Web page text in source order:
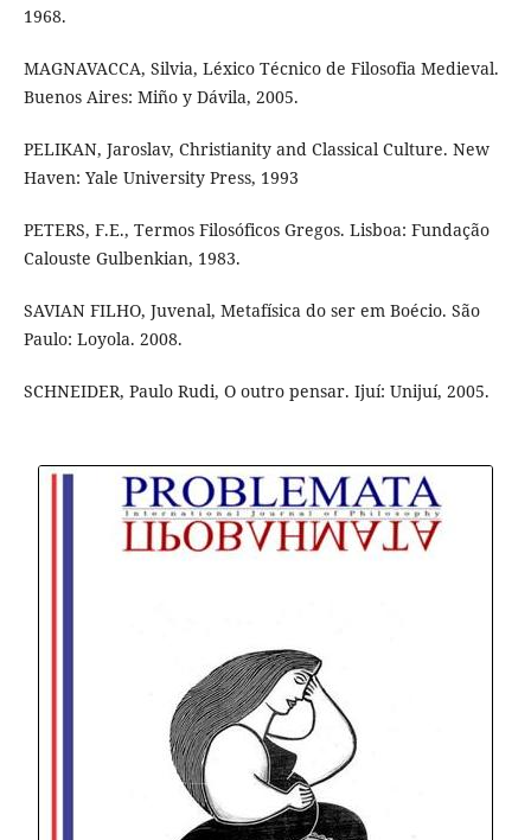
1968.
MAGNAVACCA, Silvia, Léxico Técnico de Filosofia Medieval.
Buenos Aires: Miño y Dávila, 2005.
PELIKAN, Jaroslav, Christianity and Classical Culture. New
Haven: Yale University Press, 1993
PETERS, F.E., Termos Filosóficos Gregos. Lisboa: Fundação
Calouste Gulbenkian, 1983.
SAVIAN FILHO, Juvenal, Metafísica do ser em Boécio. São
Paulo: Loyola. 2008.
SCHNEIDER, Paulo Rudi, O outro pensar. Ijuí: Unijuí, 2005.